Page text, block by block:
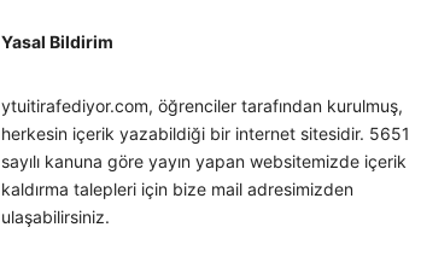
Yasal Bildirim
ytuitirafediyor.com, öğrenciler tarafından kurulmuş,
herkesin içerik yazabildiği bir internet sitesidir. 5651
sayılı kanuna göre yayın yapan websitemizde içerik
kaldırma talepleri için bize mail adresimizden
ulaşabilirsiniz.